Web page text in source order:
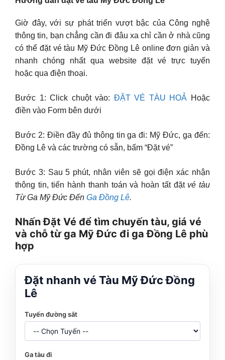
Giờ đây, với sự phát triển vượt bậc của Công nghệ
thông tin, bạn chẳng cần đi đâu xa chỉ cần ở nhà cũng
có thể đặt vé tàu Mỹ Đức Đồng Lê online đơn giản và
nhanh chóng nhất qua website đặt vé trực tuyến
hoặc qua điện thoại.
Bước 1: Click chuột vào: ĐẶT VÉ TÀU HOẢ Hoặc
điền vào Form bên dưới
Bước 2: Điền đầy đủ thông tin ga đi: Mỹ Đức, ga đến:
Đồng Lê và các trường có sẵn, bấm “Đặt vé”
Bước 3: Sau 5 phút, nhân viên sẽ gọi điện xác nhận
thông tin, tiến hành thanh toán và hoàn tất đặt vé tàu
Từ Ga Mỹ Đức Đến Ga Đồng Lê.
Nhấn Đặt Vé để tìm chuyến tàu, giá vé
và chỗ từ ga Mỹ Đức đi ga Đồng Lê phù
hợp
Đặt nhanh vé Tàu Mỹ Đức Đồng
Lê
Tuyến đường sắt
Ga tàu đi